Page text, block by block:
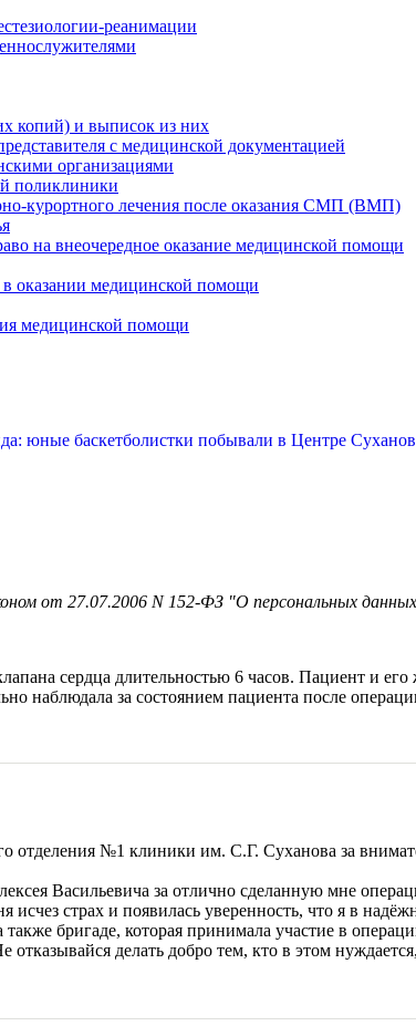
реанимации
копий) и выписок из них
с медицинской документацией
организациями
поликлиники
курортного лечения после оказания СМП (ВМП)
на внеочередное оказание медицинской помощи
оказании медицинской помощи
медицинской помощи
от 27.07.2006 N 152-ФЗ "О персональных
сердца длительностью 6 часов. Пациент и
наблюдала за состоянием пациента после
отделения №1 клиники им. С.Г. Суханова за
Васильевича за отлично сделанную мне
страх и появилась уверенность, что я в
бригаде, которая принимала участие в
делать добро тем, кто в этом